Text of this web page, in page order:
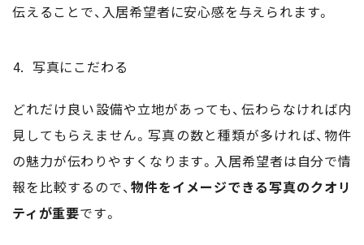
伝えることで、入居希望者に安心感を与えられます。
写真にこだわる
どれだけ良い設備や立地があっても、伝わらなければ内
見してもらえません。写真の数と種類が多ければ、物件
の魅力が伝わりやすくなります。入居希望者は自分で情
報を比較するので、物件をイメージできる写真のクオリ
ティが重要です。